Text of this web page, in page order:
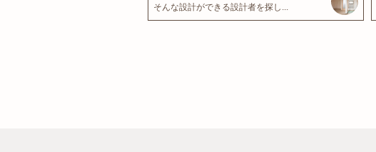
そんな設計ができる設計者を探し...